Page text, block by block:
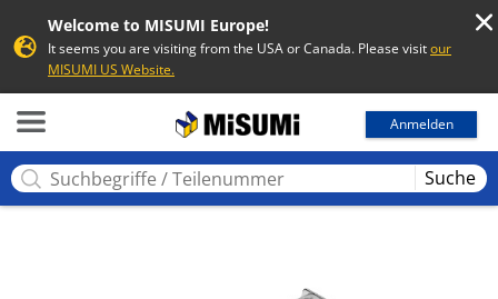
Welcome to MISUMI Europe!
It seems you are visiting from the USA or Canada. Please visitour
MISUMI US Website.
Anmelden
Suche